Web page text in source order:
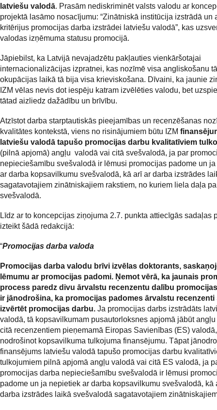
latviešu valodā. Prasām nediskriminēt valsts valodu ar
projektā lasāmo nosacījumu: “Zinātniskā institūcija izstrādā un
kritērijus promocijas darba izstrādei latviešu valodā”, kas
valodas izņēmuma statusu promocijā.
Jāpiebilst, ka Latvijā nevajadzētu pakļauties vienkāršotajai
internacionalizācijas izpratnei, kas nozīmē visa angliskošanu
okupācijas laikā tā bija visa krieviskošana. Dīvaini, ka jaunie
IZM vēlas nevis dot iespēju katram izvēlēties valodu, bet
tātad aizliedz dažādību un brīvību.
Atzīstot darba starptautiskās pieejamības un recenzēšanas
kvalitātes kontekstā, viens no risinājumiem būtu IZM
latviešu valodā tapušo promocijas darbu kvalitatīviem
(pilnā apjomā) angļu valodā vai citā svešvalodā, ja par
nepieciešamību svešvalodā ir lēmusi promocijas padome un
ar darba kopsavilkumu svešvalodā, kā arī ar darba izstrādes
sagatavotajiem zinātniskajiem rakstiem, no kuriem liela daļa
svešvalodā.
Līdz ar to koncepcijas ziņojuma 2.7. punkta attiecīgās sadaļas
izteikt šādā redakcijā:
“Promocijas darba valoda
Promocijas darba valodu brīvi izvēlas doktorants,
lēmumu ar promocijas padomi. Ņemot vērā, ka jaunais
process paredz divu ārvalstu recenzentu dalību
ir jānodrošina, ka promocijas padomes ārvalstu recenzenti
izvērtēt promocijas darbu. Ja promocijas darbs izstrādāts
valodā, tā kopsavilkumam pusautorloksnes apjomā jābūt
citā recenzentiem pieņemamā Eiropas Savienības (ES) valodā,
nodrošinot kopsavilkuma tulkojuma finansējumu. Tāpat
finansējums latviešu valodā tapušo promocijas darbu
tulkojumiem pilnā apjomā angļu valodā vai citā ES valodā, ja
promocijas darba nepieciešamību svešvalodā ir lēmusi
padome un ja nepietiek ar darba kopsavilkumu svešvalodā, kā
darba izstrādes laikā svešvalodā sagatavotajiem